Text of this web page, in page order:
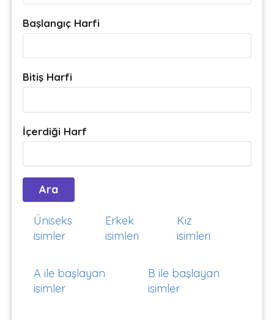
Başlangıç Harfi
Bitiş Harfi
İçerdiği Harf
Üniseks
isimler
Erkek
isimleri
Kız
isimleri
A ile başlayan
isimler
B ile başlayan
isimler